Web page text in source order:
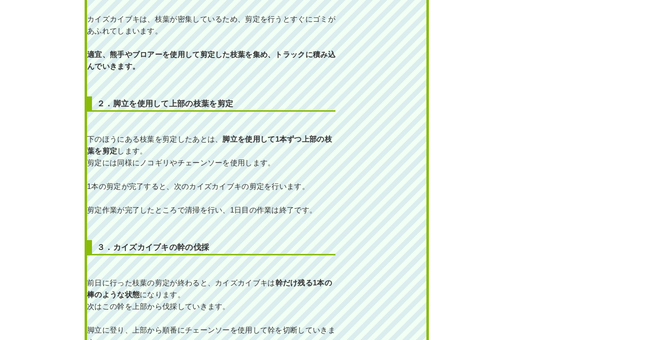
カイズカイブキは、枝葉が密集しているため、剪定を行うとすぐにゴミが
あふれてしまいます。
適宜、熊手やブロアーを使用して剪定した枝葉を集め、トラックに積み込
んでいきます。
２．脚立を使用して上部の枝葉を剪定
下のほうにある枝葉を剪定したあとは、 脚立を使用して1本ずつ上部の枝
葉を剪定 します。
剪定には同様にノコギリやチェーンソーを使用します。
1本の剪定が完了すると、次のカイズカイブキの剪定を行います。
剪定作業が完了したところで清掃を行い、1日目の作業は終了です。
３．カイズカイブキの幹の伐採
前日に行った枝葉の剪定が終わると、カイズカイブキは幹だけ残る1本の
棒のような状態になります。
次はこの幹を上部から伐採していきます。
脚立に登り、上部から順番にチェーンソーを使用して幹を切断していきま